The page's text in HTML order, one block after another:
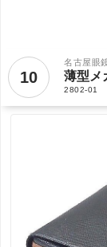
10
名古屋眼
薄型メ
2802-01